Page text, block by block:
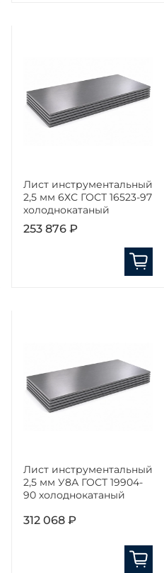
Лист инструментальный
2,5 мм 6ХС ГОСТ 16523-97
холоднокатаный
253 876 ₽
Лист инструментальный
2,5 мм У8А ГОСТ 19904-
90 холоднокатаный
312 068 ₽